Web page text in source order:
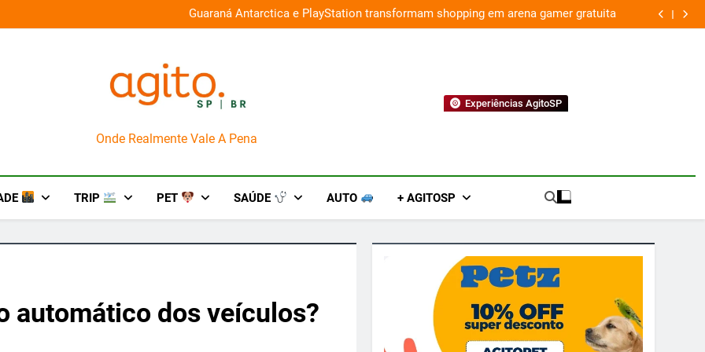
e oferece descontos de até 50% Guaraná Antarctica e PlayStation transformam shopping em arena gamer gratuita
AgitoSP
Onde Realmente Vale A Pena
Experiências AgitoSP
TRIP PET SAÚDE AUTO + AGITOSP
automático dos veículos?